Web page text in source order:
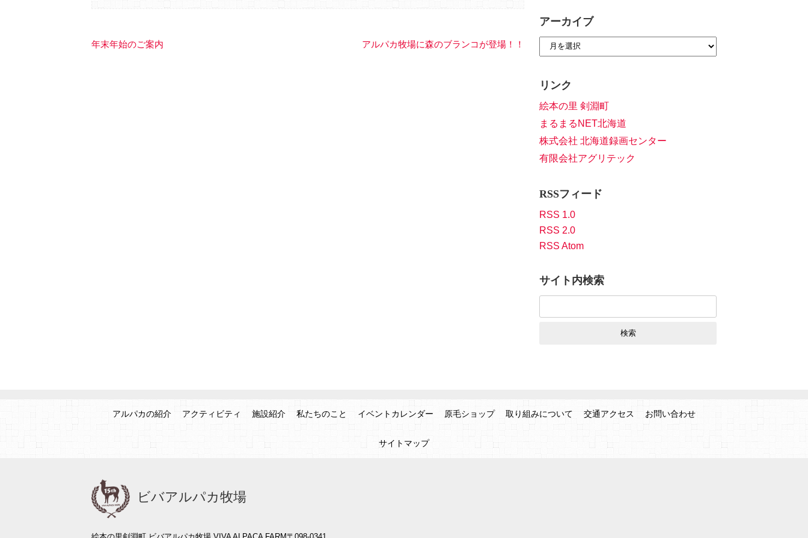
年末年始のご案内 アルパカ牧場に森のブランコが登場！！
アーカイブ
リンク
絵本の里 剣淵町
まるまるNET北海道
株式会社 北海道録画センター
有限会社アグリテック
RSSフィード
RSS 1.0
RSS 2.0
RSS Atom
サイト内検索
アルパカの紹介 アクティビティ 施設紹介 私たちのこと イベントカレンダー 原毛ショップ 取り組みについて 交通アクセス お問い合わせ
サイトマップ
ビバアルパカ牧場